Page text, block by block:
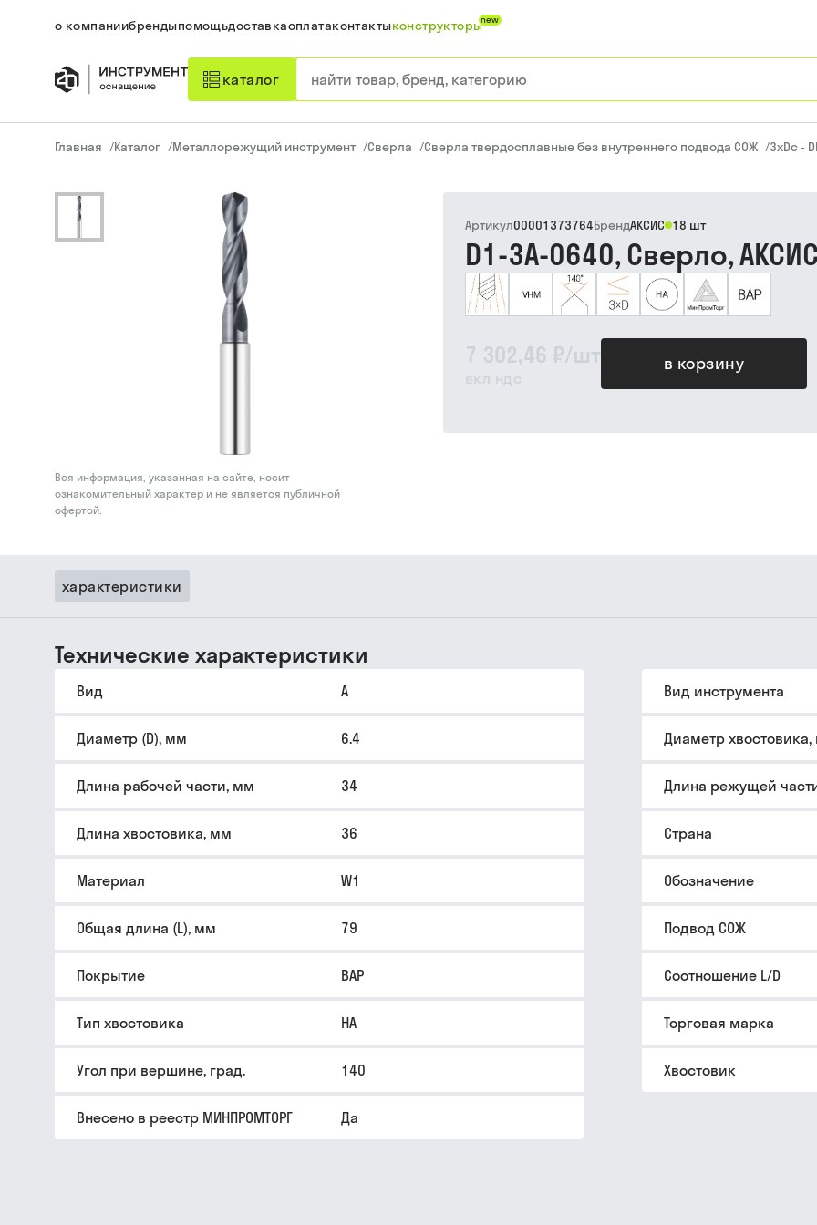
о компаниибрендыпомощьдоставкаоплатаконтактыконструкторыnew
каталог
Главная /Каталог /Металлорежущий инструмент /Сверла /Сверла твердосплавные без внутреннего подвода СОЖ /3xDc -
Вся информация, указанная на сайте, носит
ознакомительный характер и не является публичной
офертой.
7 302,46 ₽/шт
вкл ндс
в корзину
Артикул00001373764БрендАКСИС 18 шт
D1-3A-0640, Сверло, АКСИС
характеристики
Технические характеристики
Вид A Вид инструмента
Диаметр (D), мм 6.4 Диаметр
Длина рабочей части, мм 34 Длина режущей
Длина хвостовика, мм 36 Страна
Материал W1 Обозначение
Общая длина (L), мм 79 Подвод СОЖ
Покрытие BAP Соотношение L/D
Тип хвостовика HA Торговая марка
Угол при вершине, град. 140 Хвостовик
Внесено в реестр МИНПРОМТОРГ Да